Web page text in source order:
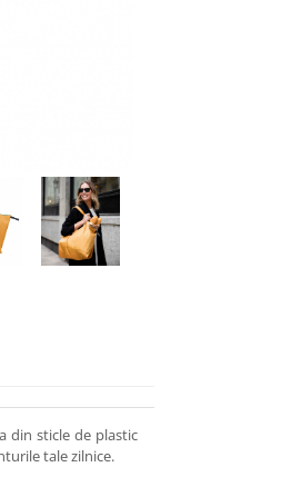
din sticle de plastic
tale zilnice.